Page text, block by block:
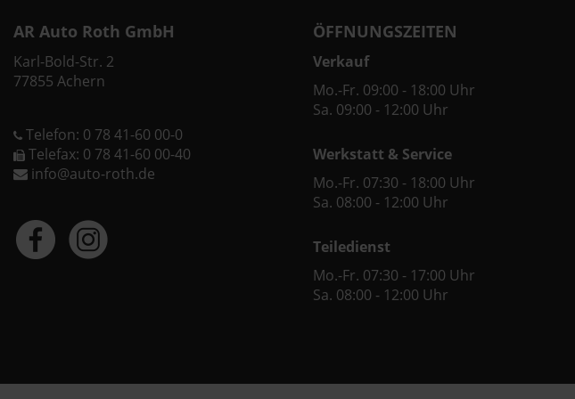
AR Auto Roth GmbH
Karl-Bold-Str. 2
77855 Achern
Telefon: 0 78 41-60 00-0
Telefax: 0 78 41-60 00-40
info@auto-roth.de
ÖFFNUNGSZEITEN
Verkauf
Mo.-Fr. 09:00 - 18:00 Uhr
Sa. 09:00 - 12:00 Uhr
Werkstatt & Service
Mo.-Fr. 07:30 - 18:00 Uhr
Sa. 08:00 - 12:00 Uhr
Teiledienst
Mo.-Fr. 07:30 - 17:00 Uhr
Sa. 08:00 - 12:00 Uhr